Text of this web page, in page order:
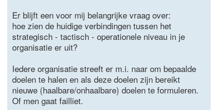
Er blijft een voor mij belangrijke vraag over:
hoe zien de huidige verbindingen tussen het
strategisch - tactisch - operationele niveau in je
organisatie er uit?
Iedere organisatie streeft er m.i. naar om bepaalde
doelen te halen en als deze doelen zijn bereikt
nieuwe (haalbare/onhaalbare) doelen te formuleren.
Of men gaat failliet.